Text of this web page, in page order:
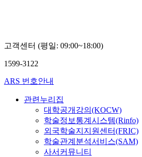
고객센터 (평일: 09:00~18:00)
1599-3122
ARS 번호안내
관련누리집
대학공개강의(KOCW)
학술정보통계시스템(Rinfo)
외국학술지지원센터(FRIC)
학술관계분석서비스(SAM)
사서커뮤니티